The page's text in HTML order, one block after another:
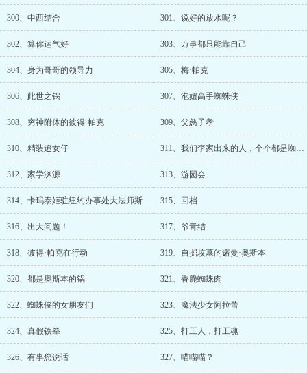
300、中西结合 301、说好的放水呢？
302、算你运气好 303、万事都只能靠自己
304、身为哥哥的领导力 305、梅·帕克
306、此世之锅 307、泡妞高手蜘蛛侠
308、穷神附体的彼得·帕克 309、父慈子孝
310、精装追女仔 311、我们李家出来的人，个个都是蜘蛛侠克星
312、家学渊源 313、游园会
314、卡玛泰姬驻纽约办事处大法师斯特兰奇医生 315、回档
316、出大问题！ 317、爷青结
318、彼得·帕克在行动 319、自掘坟墓的诺曼·奥斯本
320、都是奥斯本的锅 321、香脆蜘蛛肉
322、蜘蛛侠的女朋友们 323、魔法少女阿拉蕾
324、真假铁拳 325、打工人，打工魂
326、有事您说话 327、喵喵喵？